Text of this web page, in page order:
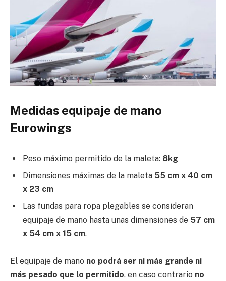
Medidas equipaje de mano
Eurowings
Peso máximo permitido de la maleta: 8kg
Dimensiones máximas de la maleta 55 cm x 40 cm
x 23 cm
Las fundas para ropa plegables se consideran
equipaje de mano hasta unas dimensiones de 57 cm
x 54 cm x 15 cm.
El equipaje de mano no podrá ser ni más grande ni
más pesado que lo permitido, en caso contrario no